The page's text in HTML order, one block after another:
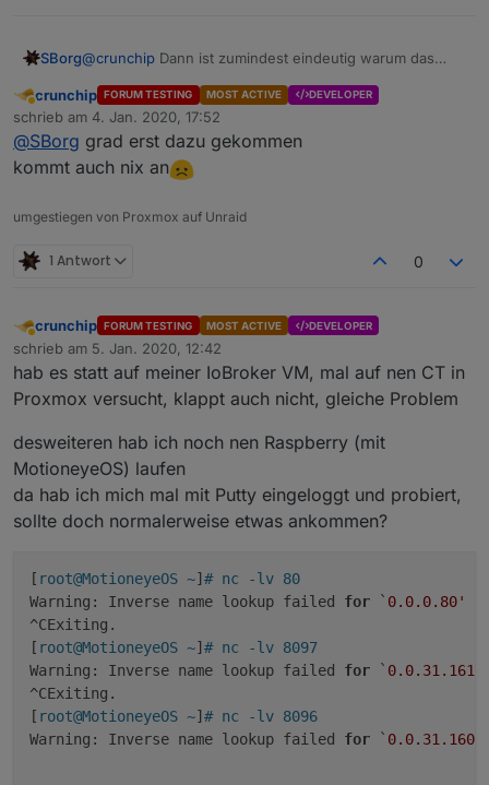
SBorg@crunchip Dann ist zumindest eindeutig warum das
Versuche mal auf dem Proxmox-Server (Port der
Wetterstation immer noch 1234):
vmbr0 sollte stimmen, zumindest ist das die Standard-
Bezeichnung der Bridge bei Installation
x.x.x.x ist dann die IP des virtuellen Hostsystemes
Abwesend
crunchip FORUM TESTING MOST ACTIVE DEVELOPER
schrieb am 4. Jan. 2020, 17:52
zuletzt editiert von
@SBorg grad erst dazu gekommen
kommt auch nix an
umgestiegen von Proxmox auf Unraid
1 Antwort 0
Abwesend
crunchip FORUM TESTING MOST ACTIVE DEVELOPER
schrieb am 5. Jan. 2020, 12:42
zuletzt editiert von
hab es statt auf meiner IoBroker VM, mal auf nen CT in
Proxmox versucht, klappt auch nicht, gleiche Problem
desweiteren hab ich noch nen Raspberry (mit
MotioneyeOS) laufen
da hab ich mich mal mit Putty eingeloggt und probiert,
sollte doch normalerweise etwas ankommen?
[ root@MotioneyeOS ~] # nc -lv 80
Warning: Inverse name lookup failed for ` 0.0.0.80'
^CExiting.
[ root@MotioneyeOS ~] # nc -lv 8097
Warning: Inverse name lookup failed for ` 0.0.31 .161'
^CExiting.
[ root@MotioneyeOS ~] # nc -lv 8096
Warning: Inverse name lookup failed for ` 0.0.31 .160'